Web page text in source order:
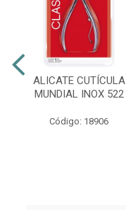
ALICATE CUTÍCULA
MUNDIAL INOX 522
Código: 18906